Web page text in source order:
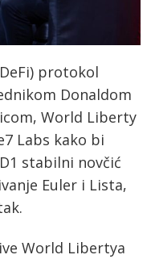
protokol
Donaldom
World Liberty
Labs kako bi
stabilni novčić
Euler i Lista,
World Libertya